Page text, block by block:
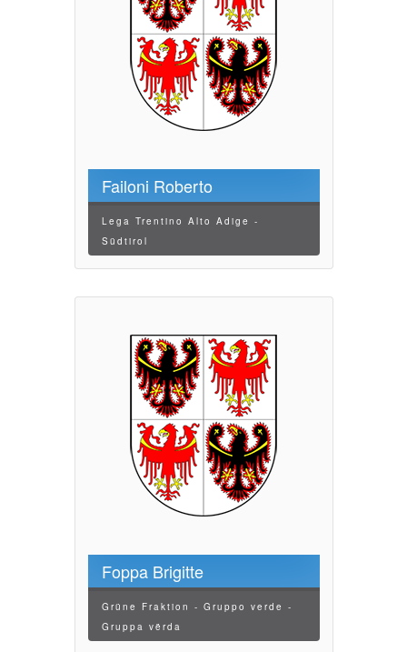
Failoni Roberto
Lega Trentino Alto Adige -
Südtirol
Foppa Brigitte
Grüne Fraktion - Gruppo verde -
Gruppa vërda